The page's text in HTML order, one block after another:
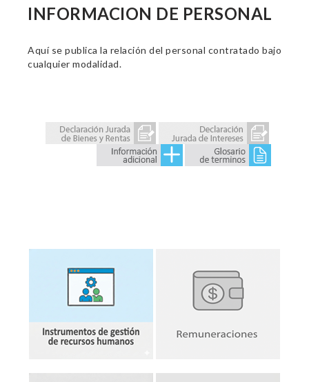
INFORMACION DE PERSONAL
Aquí se publica la relación del personal contratado bajo
cualquier modalidad.